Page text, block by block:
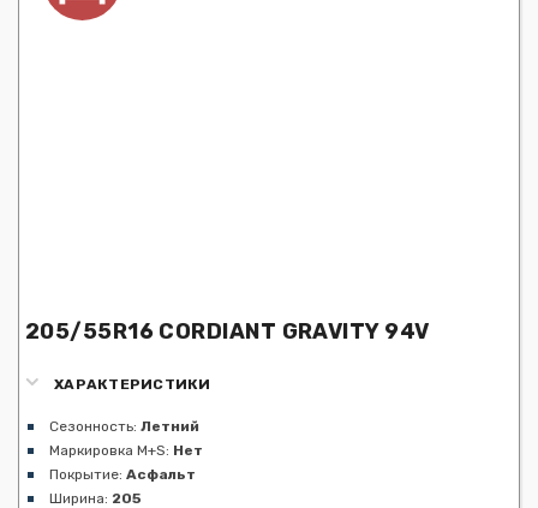
205/55R16 CORDIANT GRAVITY 94V
ХАРАКТЕРИСТИКИ
Сезонность: Летний
Маркировка M+S: Нет
Покрытие: Асфальт
Ширина: 205